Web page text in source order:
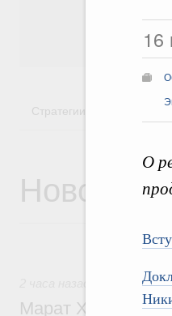
16
О
Стратегии
Новости
Марат